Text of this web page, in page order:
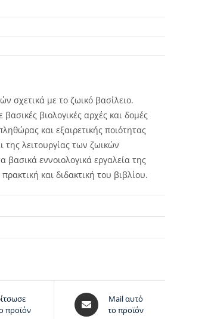
σχετικά με το ζωικό βασίλειο.
βιολογικές αρχές και δομές
και εξαιρετικής ποιότητας
της λειτουργίας των ζωικών
εννοιολογικά εργαλεία της
και διδακτική του βιβλίου.
προϊόν
Mail αυτό
το προϊόν